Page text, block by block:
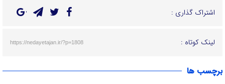
اشتراک گذاری :
لینک کوتاه : https://nedayetajan.ir/?p=1808
برچسب ها